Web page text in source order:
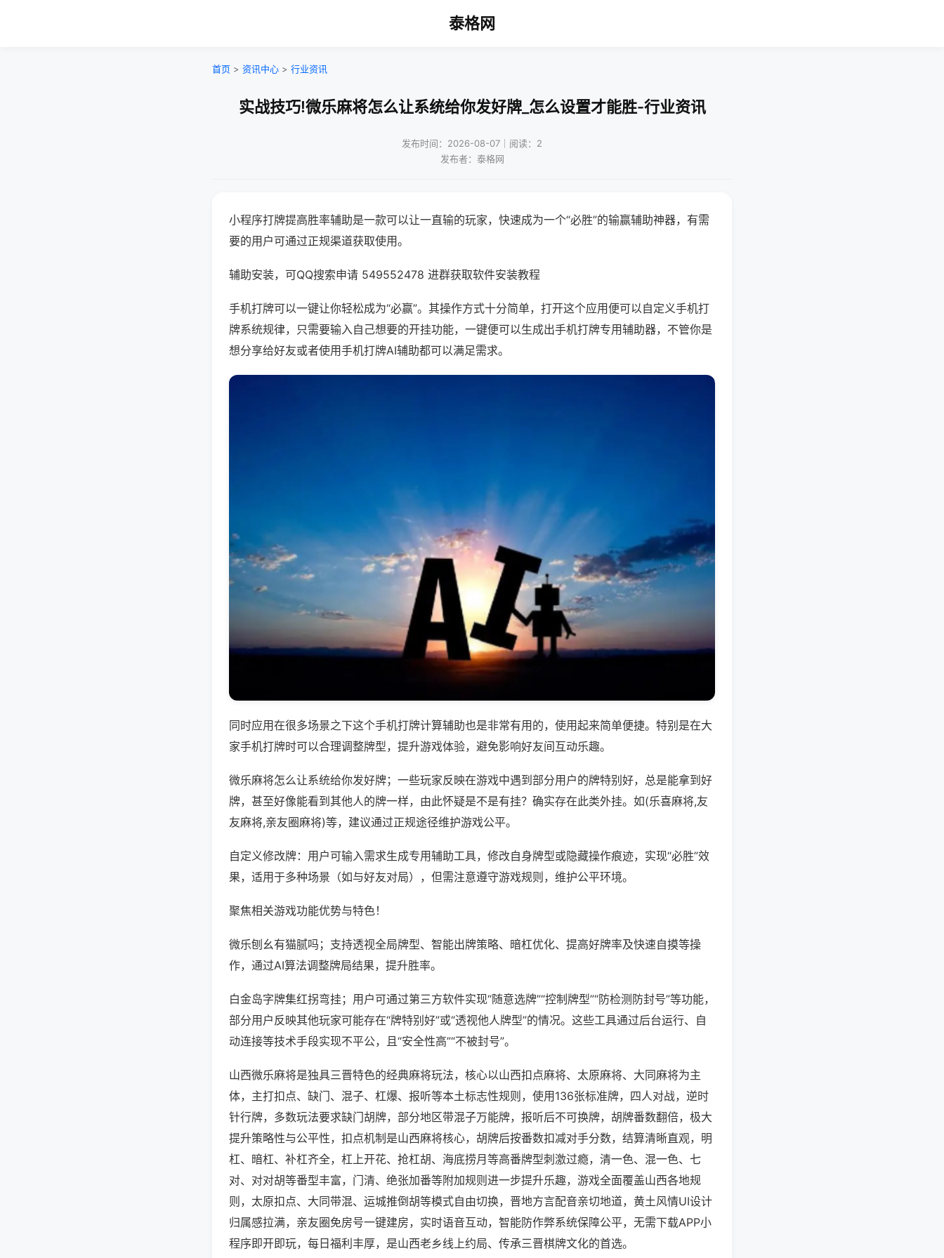
泰格网
首页 > 资讯中心 > 行业资讯
实战技巧!微乐麻将怎么让系统给你发好牌_怎么设置才能胜-行业资讯
发布时间：2026-08-07｜阅读：2
发布者：泰格网
小程序打牌提高胜率辅助是一款可以让一直输的玩家，快速成为一个“必胜”的输赢辅助神器，有需
要的用户可通过正规渠道获取使用。
辅助安装，可QQ搜索申请 549552478 进群获取软件安装教程
手机打牌可以一键让你轻松成为“必赢”。其操作方式十分简单，打开这个应用便可以自定义手机打
牌系统规律，只需要输入自己想要的开挂功能，一键便可以生成出手机打牌专用辅助器，不管你是
想分享给好友或者使用手机打牌AI辅助都可以满足需求。
同时应用在很多场景之下这个手机打牌计算辅助也是非常有用的，使用起来简单便捷。特别是在大
家手机打牌时可以合理调整牌型，提升游戏体验，避免影响好友间互动乐趣。
微乐麻将怎么让系统给你发好牌；一些玩家反映在游戏中遇到部分用户的牌特别好，总是能拿到好
牌，甚至好像能看到其他人的牌一样，由此怀疑是不是有挂？确实存在此类外挂。如(乐喜麻将,友
友麻将,亲友圈麻将)等，建议通过正规途径维护游戏公平。
自定义修改牌：用户可输入需求生成专用辅助工具，修改自身牌型或隐藏操作痕迹，实现“必胜”效
果，适用于多种场景（如与好友对局），但需注意遵守游戏规则，维护公平环境。
聚焦相关游戏功能优势与特色！
微乐刨幺有猫腻吗；支持透视全局牌型、智能出牌策略、暗杠优化、提高好牌率及快速自摸等操
作，通过AI算法调整牌局结果，提升胜率。
白金岛字牌集红拐弯挂；用户可通过第三方软件实现“随意选牌”“控制牌型”“防检测防封号”等功能，
部分用户反映其他玩家可能存在“牌特别好”或“透视他人牌型”的情况。这些工具通过后台运行、自
动连接等技术手段实现不平公，且“安全性高”“不被封号”。
山西微乐麻将是独具三晋特色的经典麻将玩法，核心以山西扣点麻将、太原麻将、大同麻将为主
体，主打扣点、缺门、混子、杠爆、报听等本土标志性规则，使用136张标准牌，四人对战，逆时
针行牌，多数玩法要求缺门胡牌，部分地区带混子万能牌，报听后不可换牌，胡牌番数翻倍，极大
提升策略性与公平性，扣点机制是山西麻将核心，胡牌后按番数扣减对手分数，结算清晰直观，明
杠、暗杠、补杠齐全，杠上开花、抢杠胡、海底捞月等高番牌型刺激过瘾，清一色、混一色、七
对、对对胡等番型丰富，门清、绝张加番等附加规则进一步提升乐趣，游戏全面覆盖山西各地规
则，太原扣点、大同带混、运城推倒胡等模式自由切换，晋地方言配音亲切地道，黄土风情UI设计
归属感拉满，亲友圈免房号一键建房，实时语音互动，智能防作弊系统保障公平，无需下载APP小
程序即开即玩，每日福利丰厚，是山西老乡线上约局、传承三晋棋牌文化的首选。